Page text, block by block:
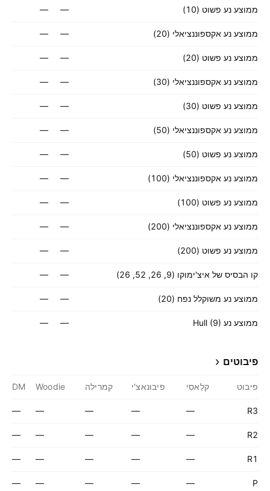
ממוצע נע פשוט (10) —
—
ממוצע נע אקספוננציאלי (20) —
—
ממוצע נע פשוט (20) —
—
ממוצע נע אקספוננציאלי (30) —
—
ממוצע נע פשוט (30) —
—
ממוצע נע אקספוננציאלי (50) —
—
ממוצע נע פשוט (50) —
—
ממוצע נע אקספוננציאלי (100) —
—
ממוצע נע פשוט (100) —
—
ממוצע נע אקספוננציאלי (200) —
—
ממוצע נע פשוט (200) —
—
קו הבסיס של איצ'ימוקו (9, 26, 52, 26) —
—
ממוצע נע משוקלל נפח (20) —
—
ממוצע נע Hull (9) —
—
פיבוטים
פיבוט קלַאסִי פיבונאצ'י קמרילה Woodie
DM
R3
—
—
—
—
—
R2
—
—
—
—
—
R1
—
—
—
—
—
P
—
—
—
—
—